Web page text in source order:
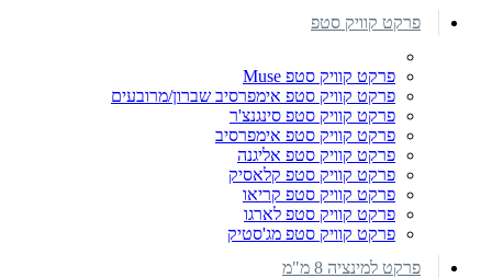
פרקט קוויק סטפ
פרקט קוויק סטפ Muse
פרקט קוויק סטפ אימפרסיב שברון/מרובעים
פרקט קוויק סטפ סינגנצ'ר
פרקט קוויק סטפ אימפרסיב
פרקט קוויק סטפ אליגנה
פרקט קוויק סטפ קלאסיק
פרקט קוויק סטפ קריאו
פרקט קוויק סטפ לארגו
פרקט קוויק סטפ מג'סטיק
פרקט למינציה 8 מ"מ